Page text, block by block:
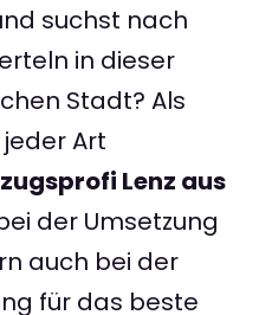
suchst nach
in dieser
Stadt? Als
Art
Lenz aus
der Umsetzung
auch bei der
für das beste